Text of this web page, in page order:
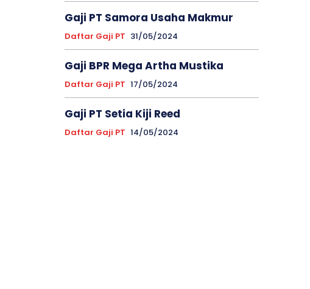
Gaji PT Samora Usaha Makmur
Daftar Gaji PT 31/05/2024
Gaji BPR Mega Artha Mustika
Daftar Gaji PT 17/05/2024
Gaji PT Setia Kiji Reed
Daftar Gaji PT 14/05/2024